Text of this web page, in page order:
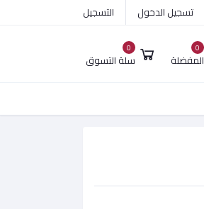
تسجيل الدخول التسجيل
0
المفضلة
0
سلة التسوق